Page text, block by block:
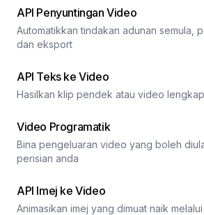
API Penyuntingan Video
Automatikkan tindakan adunan semula,
dan eksport
API Teks ke Video
Hasilkan klip pendek atau video
Video Programatik
Bina pengeluaran video yang boleh
perisian anda
API Imej ke Video
Animasikan imej yang dimuat naik